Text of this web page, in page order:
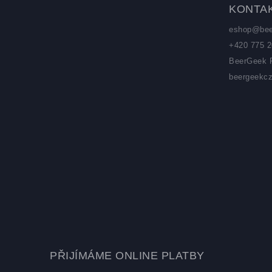
eshop@
+420 775
BeerGeek
beergeekcz
PŘIJÍMÁME ONLINE PLATBY